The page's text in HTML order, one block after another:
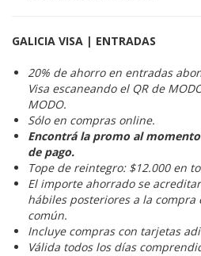
GALICIA VISA | ENTRADAS
20% de ahorro en entradas
Visa escaneando el QR de
MODO.
Sólo en compras online.
Encontrá la promo al
de pago.
Tope de reintegro: $12.000 en
El importe ahorrado se
hábiles posteriores a la compra
común.
Incluye compras con tarjetas
Válida todos los días